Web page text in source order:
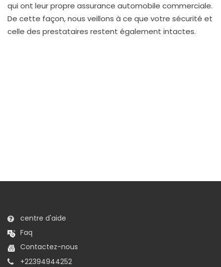
qui ont leur propre assurance automobile commerciale.
De cette façon, nous veillons à ce que votre sécurité et
celle des prestataires restent également intactes.
centre d'aide
Faq
Contactez-nous
+22394944252